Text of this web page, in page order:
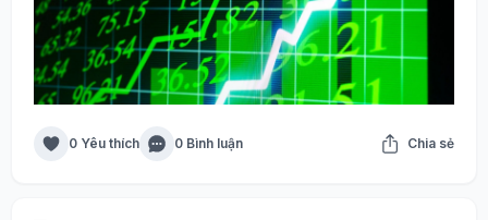
0 Yêu thích 0 Bình luận Chia sẻ